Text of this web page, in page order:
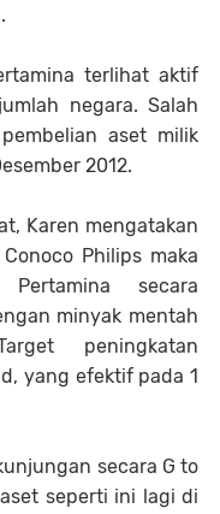
terlihat aktif
negara. Salah
aset milik
2012.
Karen mengatakan
Philips maka
secara
minyak mentah
peningkatan
yang efektif pada 1
secara G to
seperti ini lagi di